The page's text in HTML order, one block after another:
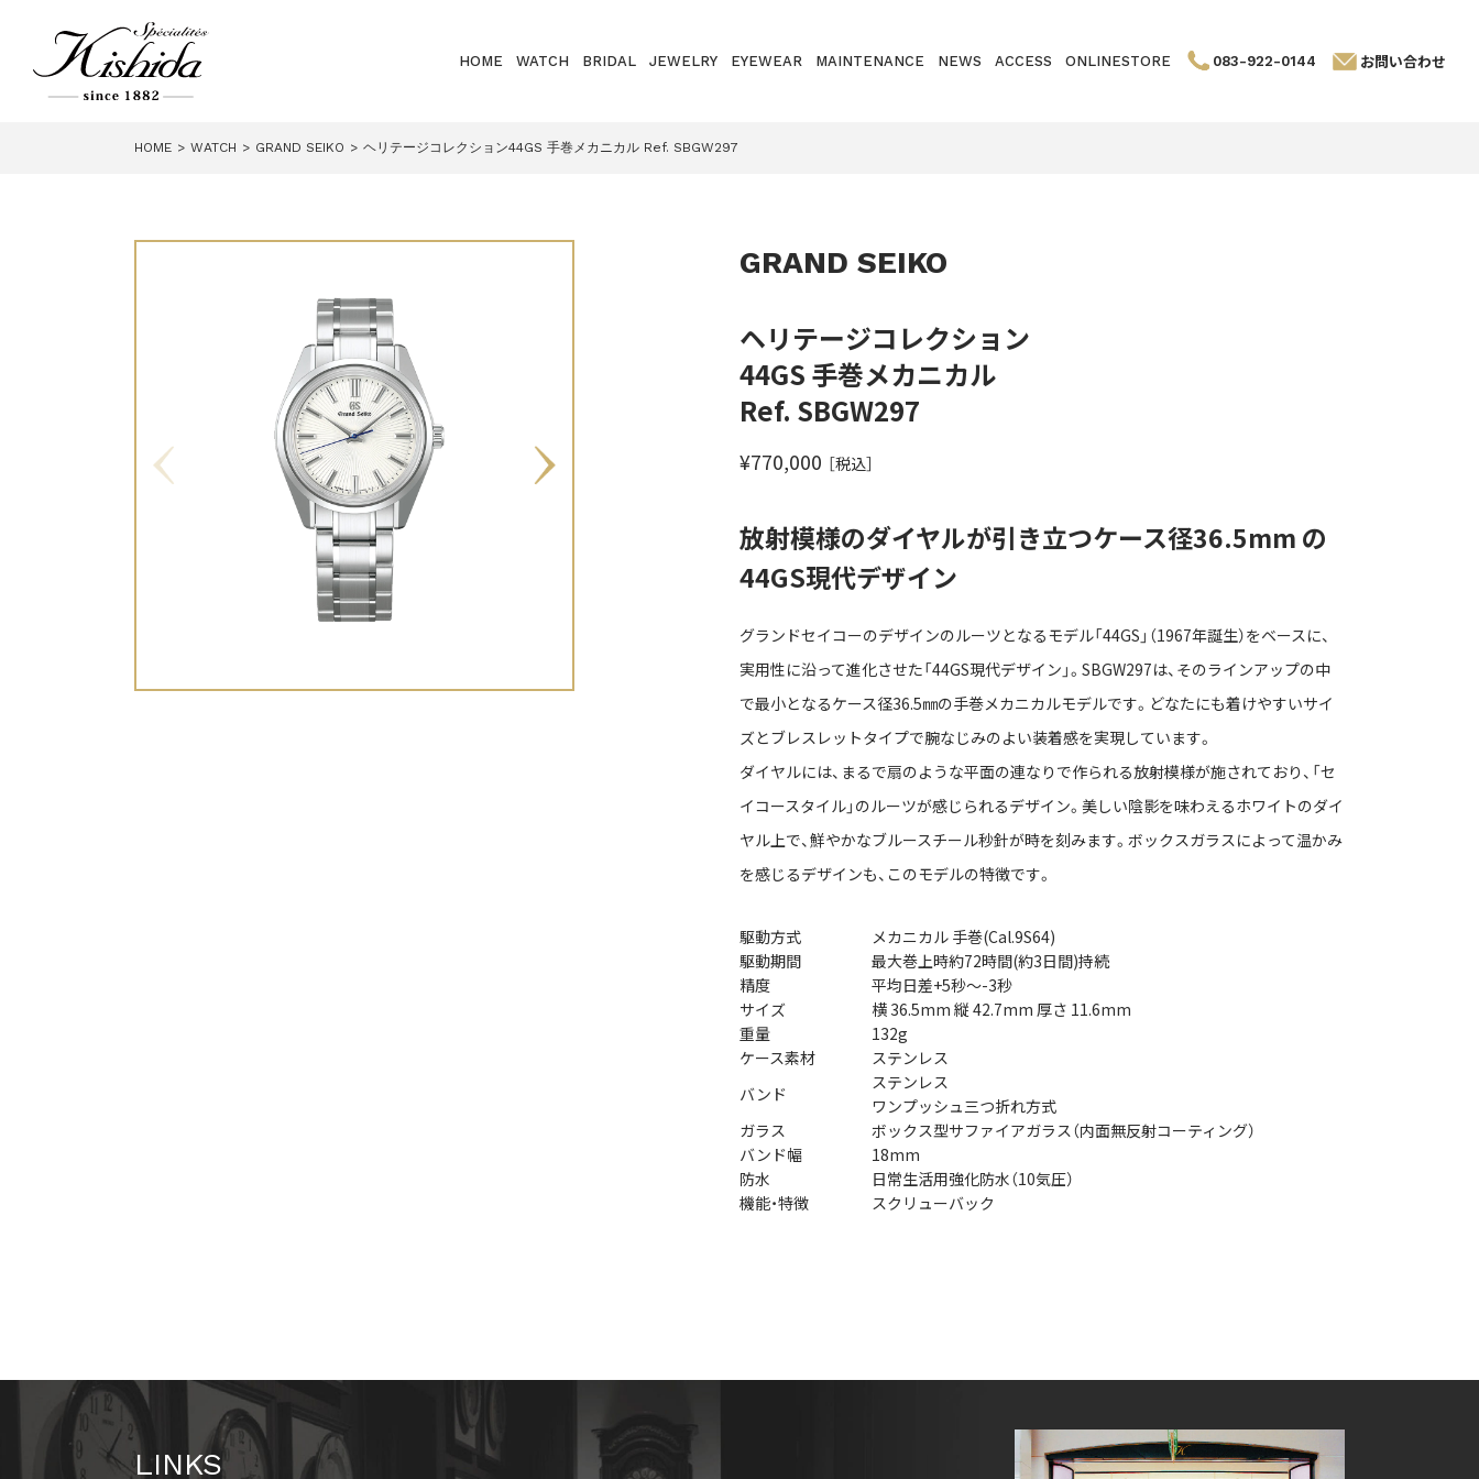
HOME WATCH BRIDAL JEWELRY EYEWEAR MAINTENANCE NEWS ACCESS ONLINESTORE 083-922-0144 お問い合わせ
HOME WATCH GRAND SEIKO ヘリテージコレクション44GS 手巻メカニカル Ref. SBGW297
GRAND SEIKO
ヘリテージコレクション
44GS 手巻メカニカル
Ref. SBGW297
¥770,000 ［税込］
放射模様のダイヤルが引き立つケース径36.5mm の
44GS現代デザイン
グランドセイコーのデザインのルーツとなるモデル「44GS」（1967年誕生）をベースに、
実用性に沿って進化させた「44GS現代デザイン」。SBGW297は、そのラインアップの中
で最小となるケース径36.5㎜の手巻メカニカルモデルです。どなたにも着けやすいサイ
ズとブレスレットタイプで腕なじみのよい装着感を実現しています。
ダイヤルには、まるで扇のような平面の連なりで作られる放射模様が施されており、「セ
イコースタイル」のルーツが感じられるデザイン。美しい陰影を味わえるホワイトのダイ
ヤル上で、鮮やかなブルースチール秒針が時を刻みます。ボックスガラスによって温かみ
を感じるデザインも、このモデルの特徴です。
駆動方式
メカニカル 手巻(Cal.9S64)
駆動期間
最大巻上時約72時間(約3日間)持続
精度
平均日差+5秒～-3秒
サイズ
横 36.5mm 縦 42.7mm 厚さ 11.6mm
重量
132g
ケース素材
ステンレス
バンド
ステンレス
ワンプッシュ三つ折れ方式
ガラス
ボックス型サファイアガラス（内面無反射コーティング）
バンド幅
18mm
防水
日常生活用強化防水（10気圧）
機能・特徴
スクリューバック
LINKS